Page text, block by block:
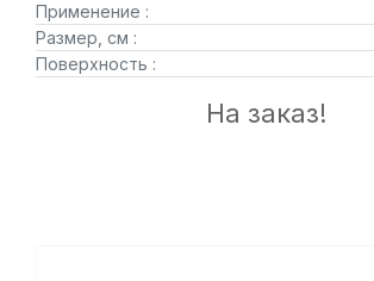
Применение :
Размер, см :
Поверхность :
На заказ!